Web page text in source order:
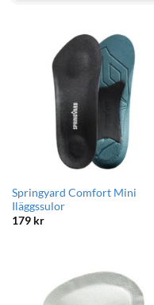
Springyard Comfort Mini
Iläggssulor
179 kr